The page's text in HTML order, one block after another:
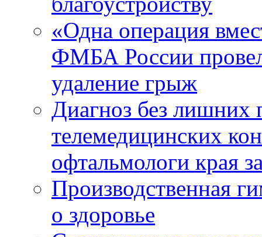
«Одна операция
ФМБА России
удаление грыж
Диагноз без лишних
телемедицинских
офтальмологи края
Производственная
о здоровье